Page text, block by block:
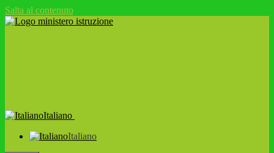
Salta al contenuto
Italiano
Italiano